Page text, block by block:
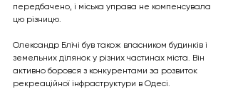
передбачено, і міська управа не компенсувала
цю різницю.
Олександр Блічі був також власником будинків і
земельних ділянок у різних частинах міста. Він
активно боровся з конкурентами за розвиток
рекреаційної інфраструктури в Одесі.